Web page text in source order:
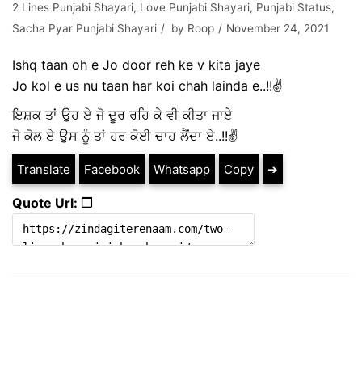
2 Lines Punjabi Shayari, Love Punjabi Shayari, Punjabi Status,
Sacha Pyar Punjabi Shayari
by Roop November 24, 2021
Ishq taan oh e Jo door reh ke v kita jaye
Jo kol e us nu taan har koi chah lainda e..!!✌
ਇਸ਼ਕ ਤਾਂ ਉਹ ਏ ਜੋ ਦੂਰ ਰਹਿ ਕੇ ਵੀ ਕੀਤਾ ਜਾਏ
ਜੋ ਕੋਲ ਏ ਉਸ ਨੂੰ ਤਾਂ ਹਰ ਕੋਈ ਚਾਹ ਲੈਂਦਾ ਏ..!!✌
Translate Facebook Whatsapp Copy ➔
Quote Url: ❐